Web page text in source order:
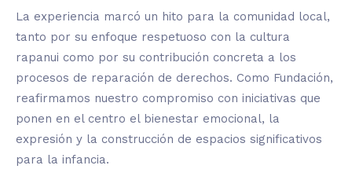
La experiencia marcó un hito para la comunidad local,
tanto por su enfoque respetuoso con la cultura
rapanui como por su contribución concreta a los
procesos de reparación de derechos. Como Fundación,
reafirmamos nuestro compromiso con iniciativas que
ponen en el centro el bienestar emocional, la
expresión y la construcción de espacios significativos
para la infancia.